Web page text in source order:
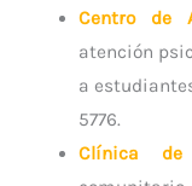
Centro de
atención
a
5776.
Clínica